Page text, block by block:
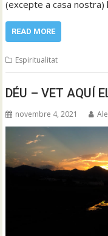
(excepte a casa nostra)
READ MORE
Espiritualitat
DÉU – VET AQUÍ
novembre 4, 2021